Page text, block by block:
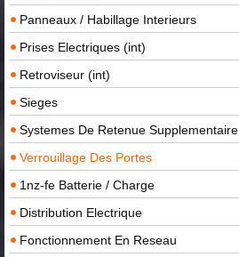
Panneaux / Habillage Interieurs
Prises Electriques (int)
Retroviseur (int)
Sieges
Systemes De Retenue Supplementaire
Verrouillage Des Portes
1nz-fe Batterie / Charge
Distribution Electrique
Fonctionnement En Reseau